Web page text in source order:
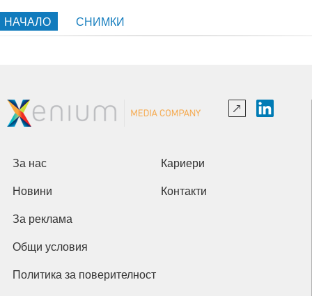
НАЧАЛО СНИМКИ
За нас Кариери
Новини Контакти
За реклама
Общи условия
Политика за поверителност